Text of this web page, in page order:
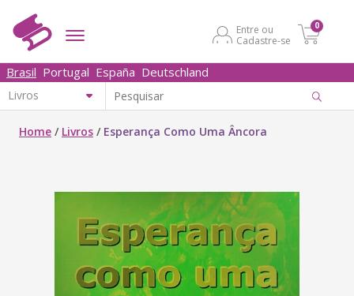
Entre ou
Cadastre-se
0
Brasil Portugal España Deutschland
Home / Livros / Esperança Como Uma Âncora